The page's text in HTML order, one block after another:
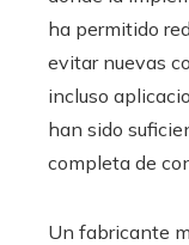
ha permitido
evitar nuevas
incluso
han sido
completa de
Un fabricante